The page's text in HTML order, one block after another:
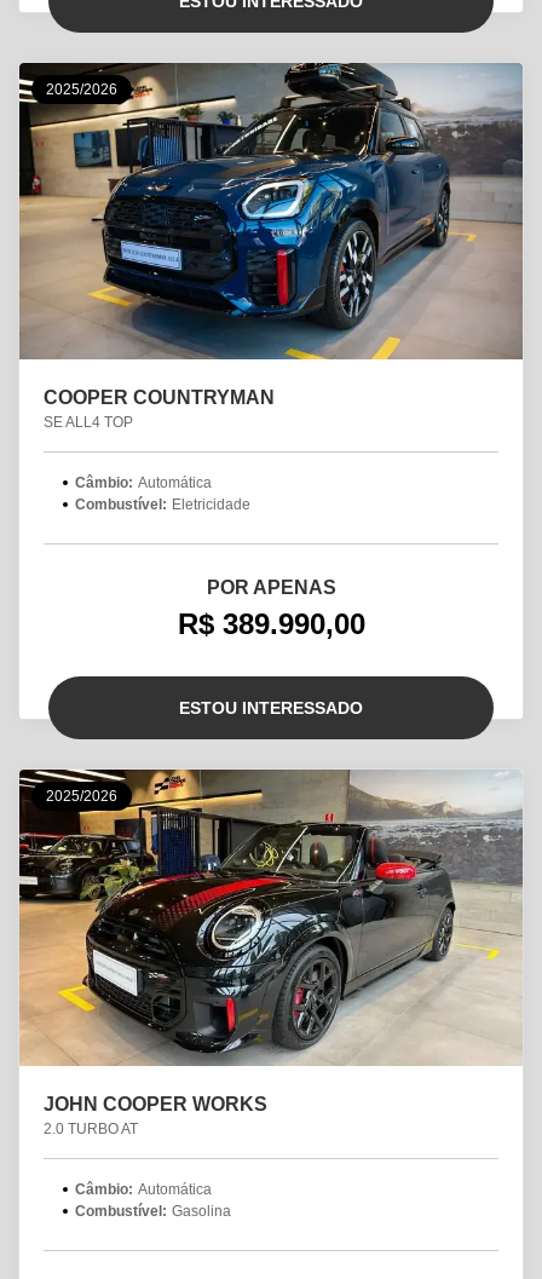
2025/2026
COOPER COUNTRYMAN
SE ALL4 TOP
Câmbio: Automática
Combustível: Eletricidade
POR APENAS
R$ 389.990,00
ESTOU INTERESSADO
2025/2026
JOHN COOPER WORKS
2.0 TURBO AT
Câmbio: Automática
Combustível: Gasolina